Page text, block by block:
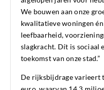
We bouwen aan onze
kwalitatieve woningen
leefbaarheid,
slagkracht. Dít is sociaal
toekomst van onze stad.”
De rijksbijdrage varieert